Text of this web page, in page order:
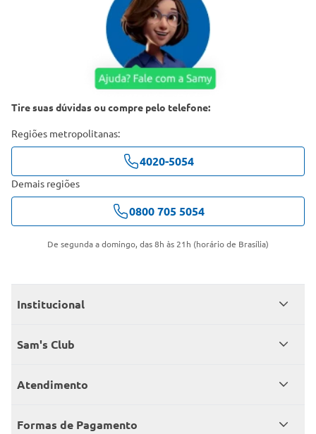
Tire suas dúvidas ou compre pelo telefone:
Regiões metropolitanas:
4020-5054
Demais regiões
0800 705 5054
De segunda a domingo, das 8h às 21h (horário de Brasília)
Institucional
Quem somos
Encontre um Clube
Sam's Club
Seja sócio
Atendimento
Fale conosco
Formas de Pagamento